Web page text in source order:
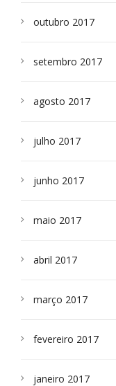
outubro 2017
setembro 2017
agosto 2017
julho 2017
junho 2017
maio 2017
abril 2017
março 2017
fevereiro 2017
janeiro 2017